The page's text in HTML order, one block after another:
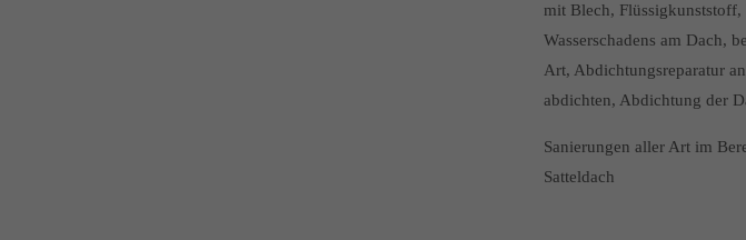
mit Blech, Flüssigkunststoff,
Wasserschadens am Dach,
Art, Abdichtungsreparatur
abdichten, Abdichtung der
Sanierungen aller Art im
Satteldach